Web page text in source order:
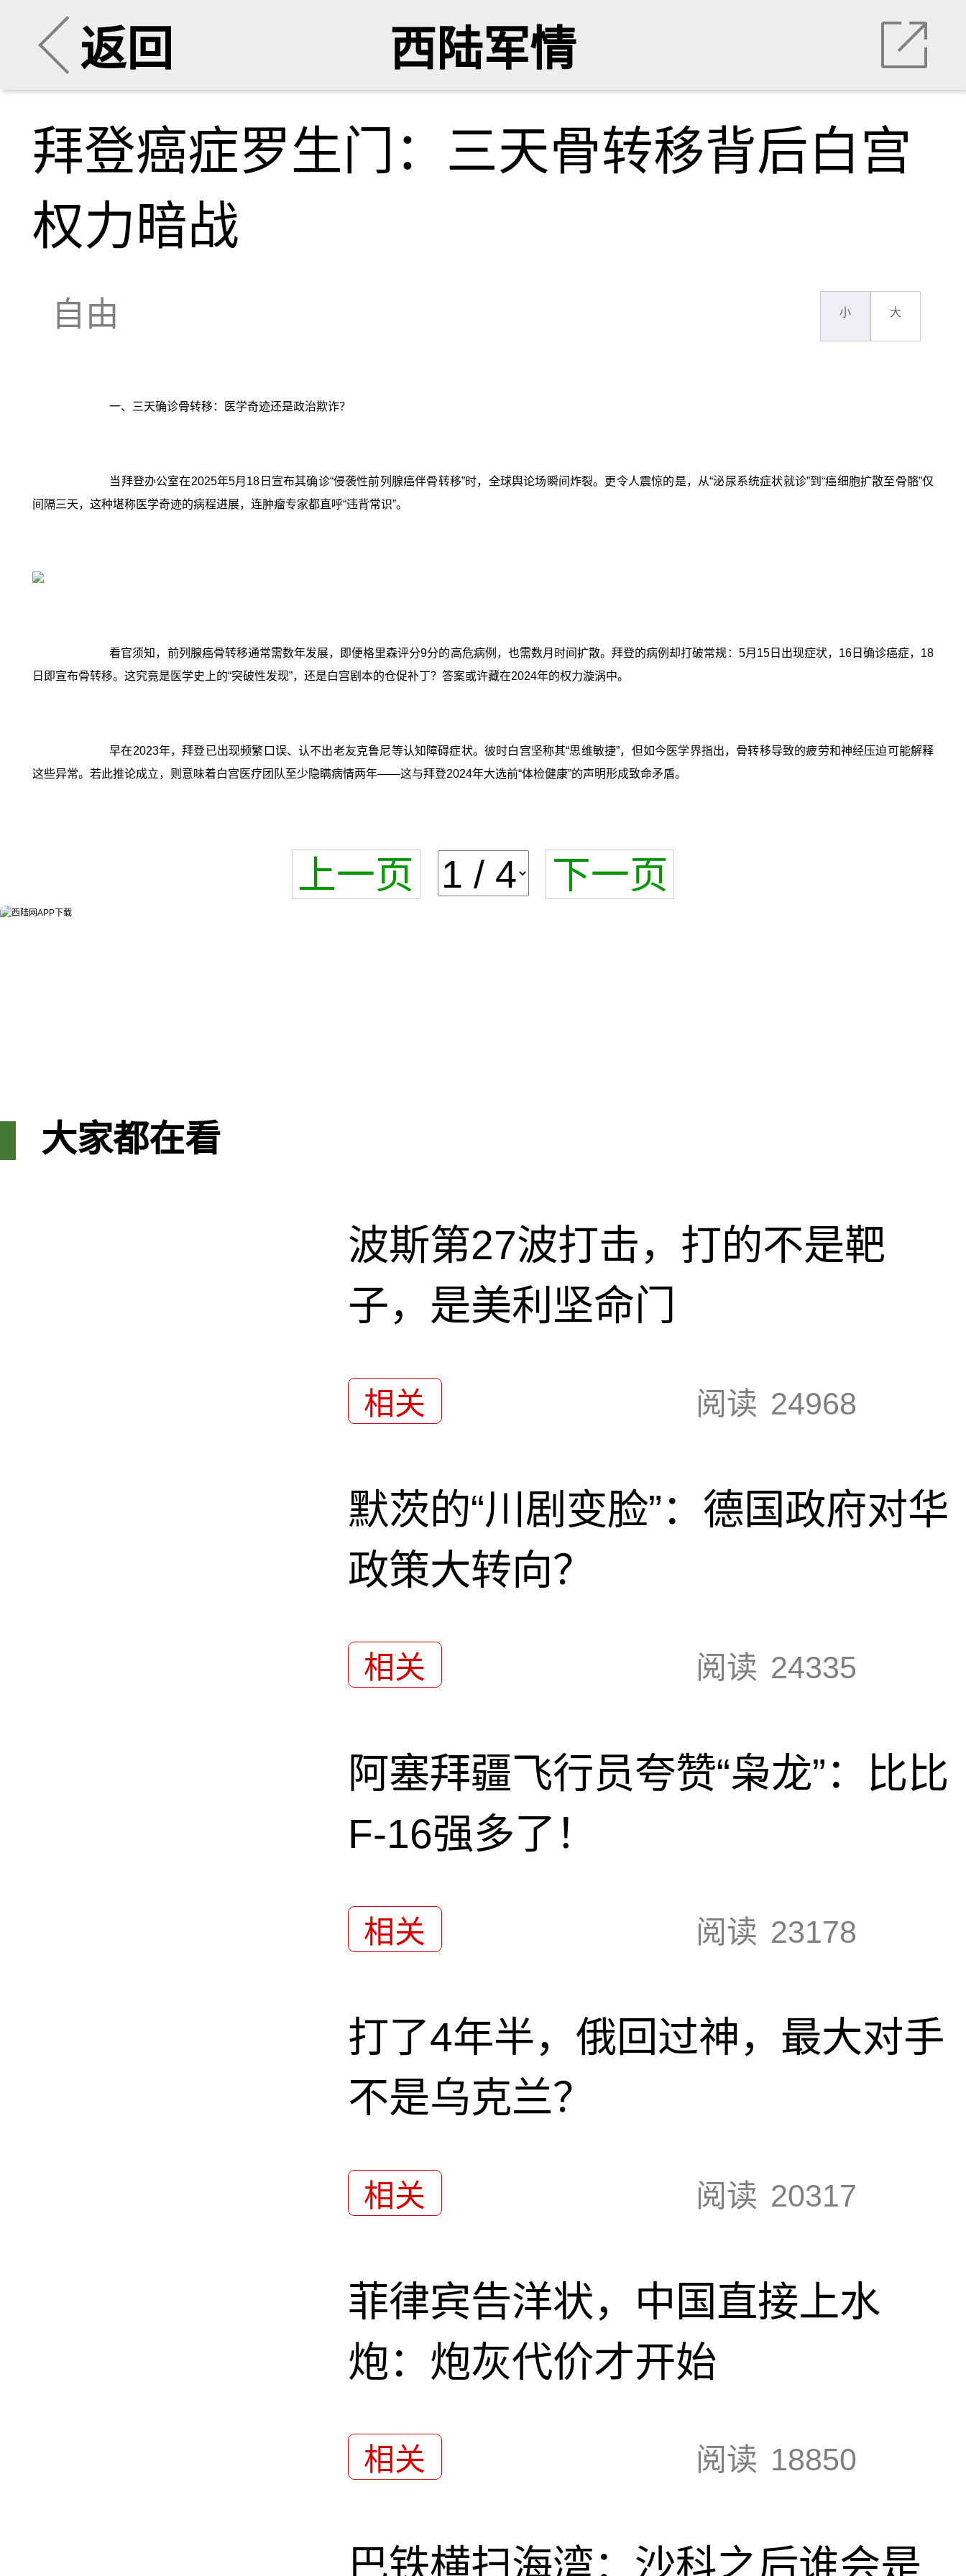
返回 西陆军情
拜登癌症罗生门：三天骨转移背后白宫
权力暗战
自由 小 大
一、三天确诊骨转移：医学奇迹还是政治欺诈？
当拜登办公室在2025年5月18日宣布其确诊“侵袭性前列腺癌伴骨转移”时，全球舆论场瞬间炸裂。更令人震惊的是，从“泌尿系统症状就诊”到“癌细胞扩散至骨骼”仅
间隔三天，这种堪称医学奇迹的病程进展，连肿瘤专家都直呼“违背常识”。
看官须知，前列腺癌骨转移通常需数年发展，即便格里森评分9分的高危病例，也需数月时间扩散。拜登的病例却打破常规：5月15日出现症状，16日确诊癌症，18
日即宣布骨转移。这究竟是医学史上的“突破性发现”，还是白宫剧本的仓促补丁？答案或许藏在2024年的权力漩涡中。
早在2023年，拜登已出现频繁口误、认不出老友克鲁尼等认知障碍症状。彼时白宫坚称其“思维敏捷”，但如今医学界指出，骨转移导致的疲劳和神经压迫可能解释
这些异常。若此推论成立，则意味着白宫医疗团队至少隐瞒病情两年——这与拜登2024年大选前“体检健康”的声明形成致命矛盾。
上一页 下一页
大家都在看
波斯第27波打击，打的不是靶
子，是美利坚命门
相关 阅读 24968
默茨的“川剧变脸”：德国政府对华
政策大转向？
相关 阅读 24335
阿塞拜疆飞行员夸赞“枭龙”：比比
F-16强多了！
相关 阅读 23178
打了4年半，俄回过神，最大对手
不是乌克兰？
相关 阅读 20317
菲律宾告洋状，中国直接上水
炮：炮灰代价才开始
相关 阅读 18850
巴铁横扫海湾：沙科之后谁会是